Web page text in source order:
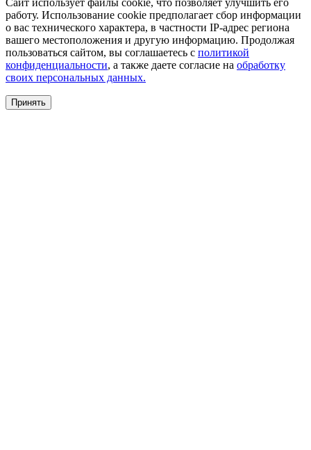
Сайт использует файлы cookie, что позволяет улучшить его
работу. Использование cookie предполагает сбор информации
о вас технического характера, в частности IP-адрес региона
вашего местоположения и другую информацию. Продолжая
пользоваться сайтом, вы соглашаетесь с политикой
конфиденциальности, а также даете согласие на обработку
своих персональных данных.
Принять